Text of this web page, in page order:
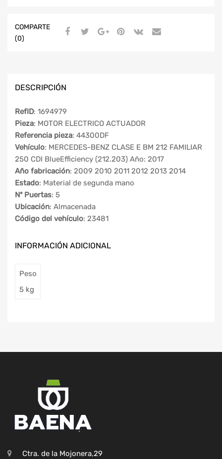
COMPARTE
(0)
DESCRIPCIÓN
RefID: 1694979
Pieza: MOTOR ELECTRICO ACTUADOR
Referencia pieza: 44300DF
Vehículo: MERCEDES-BENZ CLASE E BM 212 FAMILIAR
250 CDI BlueEfficiency (212.203) Año: 2017
Año fabricación: 2009 2010 2011 2012 2013 2014
Estado: Material de segunda mano
Nº Puertas: 5
Ubicación: Almacenada
Código del vehículo: 23481
INFORMACIÓN ADICIONAL
Peso
5 kg
Ctra. de la Mojonera,29